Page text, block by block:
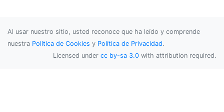
Al usar nuestro sitio, usted reconoce que ha leído y comprende
nuestra Política de Cookies y Política de Privacidad.
Licensed under cc by-sa 3.0 with attribution required.